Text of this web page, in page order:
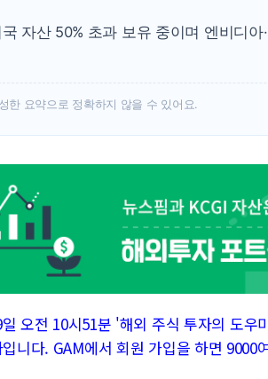
자산 50% 초과 보유 중이며 엔비디
한 요약으로 정확하지 않을 수 있어요.
오전 10시51분 '해외 주식 투자의 도
니다. GAM에서 회원 가입을 하면 9000